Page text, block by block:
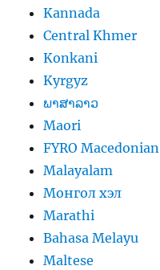
Kannada
Central Khmer
Konkani
Kyrgyz
ພາສາລາວ
Maori
FYRO Macedonian
Malayalam
Монгол хэл
Marathi
Bahasa Melayu
Maltese